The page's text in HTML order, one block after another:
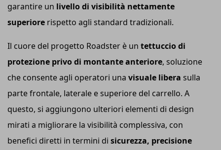
garantire un livello di visibilità nettamente
superiore rispetto agli standard tradizionali.
Il cuore del progetto Roadster è un tettuccio di
protezione privo di montante anteriore, soluzione
che consente agli operatori una visuale libera sulla
parte frontale, laterale e superiore del carrello. A
questo, si aggiungono ulteriori elementi di design
mirati a migliorare la visibilità complessiva, con
benefici diretti in termini di sicurezza, precisione